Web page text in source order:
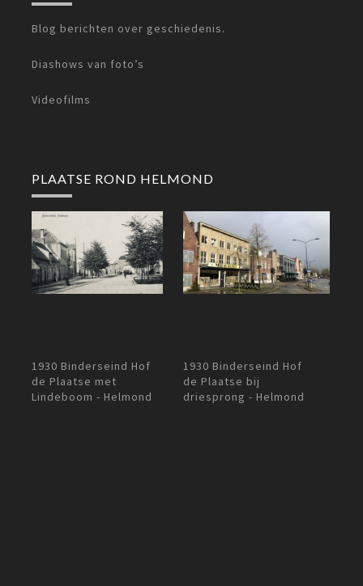
Blog berichten over geschiedenis.
Diashows van foto’s
Videofilms
PLAATSE ROND HELMOND
1930 Binderseind Hof
de Plaatse met
Lindeboom - Helmond
1930 Binderseind Hof
de Plaatse bij
driesprong - Helmond